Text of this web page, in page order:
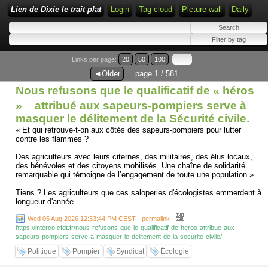
Lien de Dixie le trait plat Login Tag cloud Picture wall Daily
Links per page: 20 50 100
◄Older page 1 / 581
Nous refusons que le qualificatif de « héros
» attribué aux sapeurs-pompiers serve à
masquer le délitement de la Sécurité civile.
« Et qui retrouve-t-on aux côtés des sapeurs-pompiers pour lutter
contre les flammes ?
Des agriculteurs avec leurs citernes, des militaires, des élus locaux,
des bénévoles et des citoyens mobilisés. Une chaîne de solidarité
remarquable qui témoigne de l’engagement de toute une population.»
Tiens ? Les agriculteurs que ces saloperies d'écologistes emmerdent à
longueur d'année.
Wed 05 Aug 2026 12:33:44 PM CEST - permalink - -
https://interco.cfdt.fr/nous-refusons-que-le-qualificatif-de-heros-attribue-aux-
sapeurs-pompiers-serve-a-masquer-le-delitement-de-la-securite-civile/
Politique Pompier Syndicat Écologie